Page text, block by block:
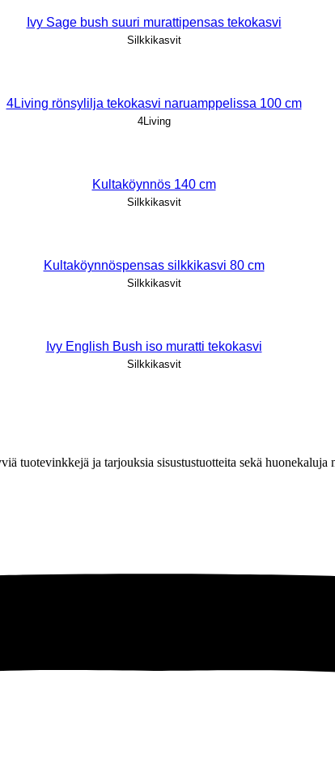
Ivy Sage bush suuri murattipensas tekokasvi
Silkkikasvit
4Living rönsylilja tekokasvi naruamppelissa 100 cm
4Living
Kultaköynnös 140 cm
Silkkikasvit
Kultaköynnöspensas silkkikasvi 80 cm
Silkkikasvit
Ivy English Bush iso muratti tekokasvi
Silkkikasvit
tuotevinkkejä ja tarjouksia sisustustuotteita sekä huonekaluja